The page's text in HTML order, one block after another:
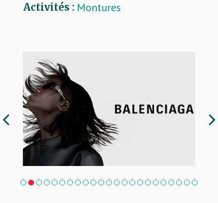
Activités : Montures
1 2 3 4 5 6 7 8 9 1011121314151617181920212223